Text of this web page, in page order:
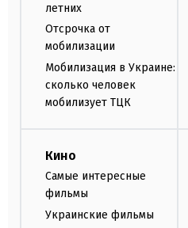
летних
Отсрочка от
мобилизации
Мобилизация в Украине:
сколько человек
мобилизует ТЦК
Кино
Самые интересные
фильмы
Украинские фильмы